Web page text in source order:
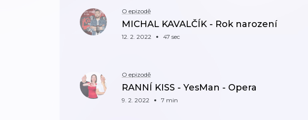
O epizodě
MICHAL KAVALČÍK - Rok narození
12. 2. 2022 47 sec
O epizodě
RANNÍ KISS - YesMan - Opera
9. 2. 2022 7 min